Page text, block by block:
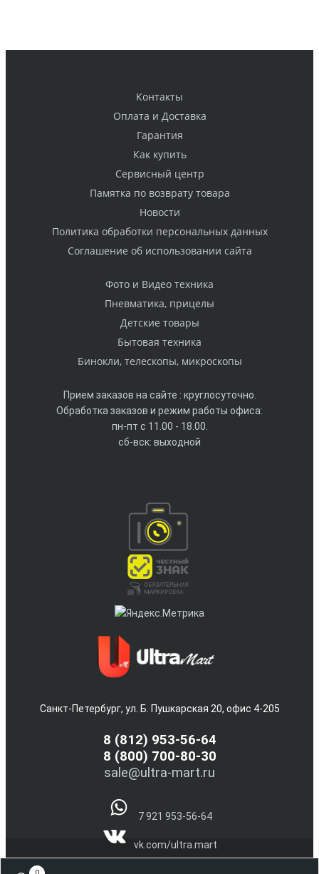
Контакты
Оплата и Доставка
Гарантия
Как купить
Cервисный центр
Памятка по возврату товара
Новости
Политика обработки персональных данных
Cоглашение об использовании сайта
Фото и Видео техника
Пневматика, прицелы
Детские товары
Бытовая техника
Бинокли, телескопы, микроскопы
Прием заказов на сайте : круглосуточно.
Обработка заказов и режим работы офиса:
пн-пт с 11.00 - 18.00.
сб-вск: выходной
Санкт-Петербург, ул. Б. Пушкарская 20, офис 4-205
8 (812) 953-56-64
8 (800) 700-80-30
sale@ultra-mart.ru
7 921 953-56-64
vk.com/ultra.mart